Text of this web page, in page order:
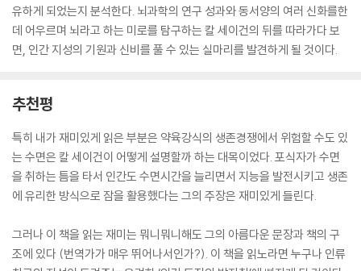
유하게 되었는지 분석한다. 뇌과학의 연구 성과와 동서양의 여러 신화를한
데 어우르며 뇌라고 하는 미로를 탐구하는 칼 세이건의 뒤를 따라가다 보
면, 인간 지성의 기원과 신비를 풀 수 있는 실마리를 발견하게 될 것이다.
추천평
특히 내가 재미있게 읽은 부분은 약육강식의 생존경쟁에서 위험할 수도 있
는 수면은 칼 세이건이 어떻게 설명할까 하는 대목이었다. 포식자가 수면
을 취하는 틈을 타서 인간도 수면시간을 늘리면서 지능을 발전시키고 생존
에 유리한 방식으로 잠을 활용했다는 그의 주장은 재미있게 들린다.
그러나 이 책을 읽는 재미는 뭐니뭐니해도 그의 아름다운 문장과 책의 구
조에 있다 (번역가가 매우 뛰어나서인가?). 이 책을 읽노라면 누구나 인류